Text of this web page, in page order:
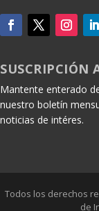
SUSCRIPCIÓN
Mantente enterado
nuestro boletín
noticias de intéres.
Todos los derechos
de